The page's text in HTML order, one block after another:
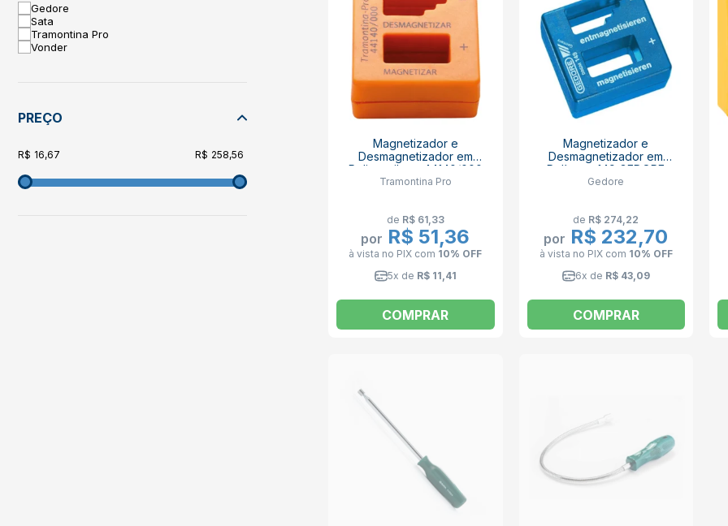
Gedore
Sata
Tramontina Pro
Vonder
PREÇO
16,67 258,56
Magnetizador e
Desmagnetizador em
Polipropileno 44140/000
TRAMONTINA PRO
Tramontina Pro
de R$ 61,33
por R$ 51,36
à vista no PIX com 10% OFF
5x de R$ 11,41
COMPRAR
Magnetizador e
Desmagnetizador em
Polímero 149 GEDORE
Gedore
de R$ 274,22
por R$ 232,70
à vista no PIX com 10% OFF
6x de R$ 43,09
COMPRAR